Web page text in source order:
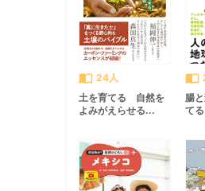
import_contacts 24人
土を育てる 自然を
よみがえらせる...
import_contacts
腸
て